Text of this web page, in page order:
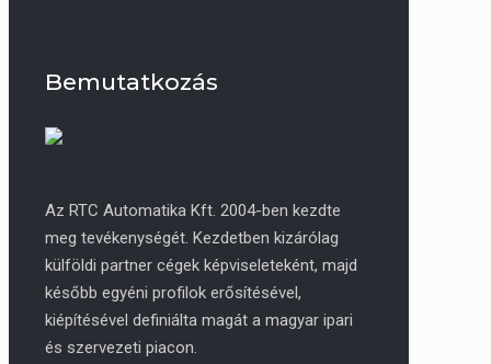
Bemutatkozás
Az RTC Automatika Kft. 2004-ben kezdte
meg tevékenységét. Kezdetben kizárólag
külföldi partner cégek képviseleteként, majd
később egyéni profilok erősítésével,
kiépítésével definiálta magát a magyar ipari
és szervezeti piacon.